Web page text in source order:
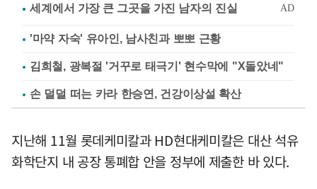
'마약 자숙' 유아인, 남사친과 뽀뽀 근황
김희철, 광복절 '거꾸로 태극기' 현수막에 "X돌았네"
손 덜덜 떠는 카라 한승연, 건강이상설 확산
지난해 11월 롯데케미칼과 HD현대케미칼은 대산 석유
화학단지 내 공장 통폐합 안을 정부에 제출한 바 있다.